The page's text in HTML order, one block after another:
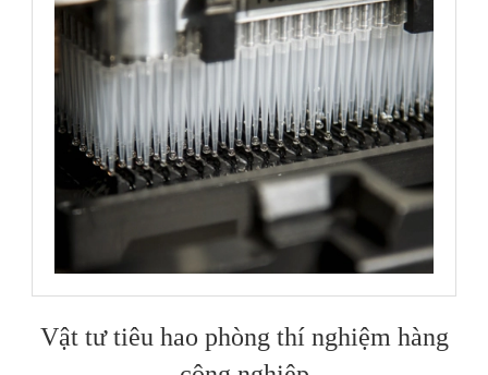
Vật tư tiêu hao phòng thí nghiệm hàng